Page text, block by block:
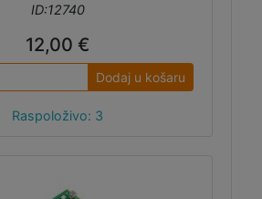
ID:12740
12,00 €
Dodaj u košaru
Raspoloživo: 3